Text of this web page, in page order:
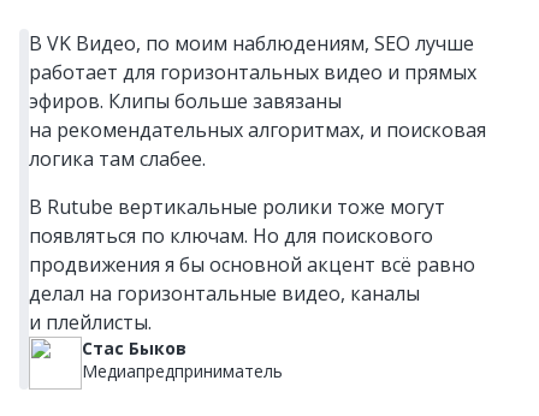
В VK Видео, по моим наблюдениям, SEO лучше
работает для горизонтальных видео и прямых
эфиров. Клипы больше завязаны
на рекомендательных алгоритмах, и поисковая
логика там слабее.
В Rutube вертикальные ролики тоже могут
появляться по ключам. Но для поискового
продвижения я бы основной акцент всё равно
делал на горизонтальные видео, каналы
и плейлисты.
Стас Быков
Медиапредприниматель